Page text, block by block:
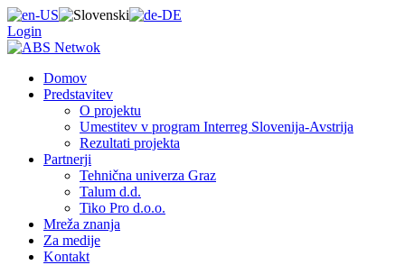
Login
Domov
Predstavitev
O projektu
Umestitev v program Interreg Slovenija-Avstrija
Rezultati projekta
Partnerji
Tehnična univerza Graz
Talum d.d.
Tiko Pro d.o.o.
Mreža znanja
Za medije
Kontakt